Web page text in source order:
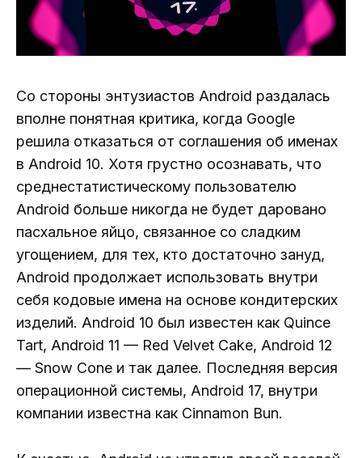
Со стороны энтузиастов Android раздалась
вполне понятная критика, когда Google
решила отказаться от соглашения об именах
в Android 10. Хотя грустно осознавать, что
среднестатистическому пользователю
Android больше никогда не будет даровано
пасхальное яйцо, связанное со сладким
угощением, для тех, кто достаточно зануд,
Android продолжает использовать внутри
себя кодовые имена на основе кондитерских
изделий. Android 10 был известен как Quince
Tart, Android 11 — Red Velvet Cake, Android 12
— Snow Cone и так далее. Последняя версия
операционной системы, Android 17, внутри
компании известна как Cinnamon Bun.